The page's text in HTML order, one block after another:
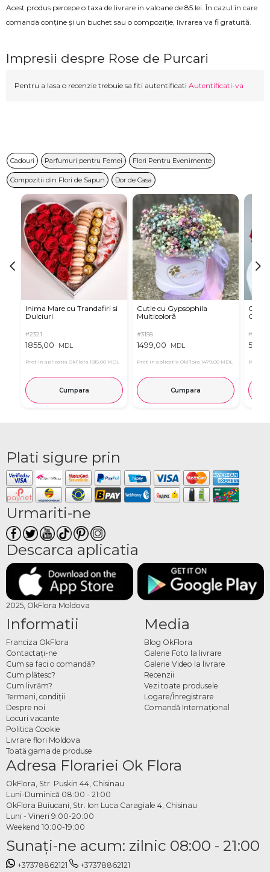
Acest produs percepe o taxa de livrare in valoane de 85 lei. În cazul în care
comanda conține și un buchet sau o compoziție, livrarea va fi gratuită.
Impresii despre Rose de Purcari
Pentru a lasa o recenzie trebuie sa fiti autentificati Autentificati-va
Cadouri Parfumuri pentru Femei Flori Pentru Evenimente
Compozitii din Flori de Sapun Dor de Casa
Inima Mare cu Trandafiri si
Dulciuri
#2321
1855,00 MDL
Pret in aplicatia OkFlora 1815,00 MDL
Cumpara
Cutie cu Gypsophila
Multicoloră
#3158
1499,00 MDL
Pret in aplicatia OkFlora 1479,00 MDL
Cumpara
Cutie
#2515
Pret in
Plati sigure prin
Urmariti-ne
Descarca aplicatia
2025, OkFlora Moldova
Informatii
Franciza OkFlora
Contactaţi-ne
Cum sa faci o comandă?
Cum plătesc?
Cum livrăm?
Termeni, condiţii
Despre noi
Locuri vacante
Politica Cookie
Livrare flori Moldova
Toată gama de produse
Media
Blog OkFlora
Galerie Foto la livrare
Galerie Video la livrare
Recenzii
Vezi toate produsele
Logare/Înregistrare
Comandă Internațional
Adresa Florariei Ok Flora
OkFlora, Str. Puskin 44, Chisinau
Luni-Duminică 08:00 - 21:00
OkFlora Buiucani, Str. Ion Luca Caragiale 4, Chisinau
Luni - Vineri 9:00-20:00
Weekend 10:00-19:00
Sunaţi-ne acum: zilnic 08:00 - 21:00
+37378862121 +37378862121